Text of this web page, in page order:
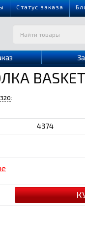
Cтатус заказа
:
4374